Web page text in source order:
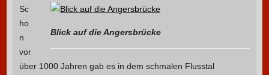
Blick auf die Angersbrücke
Sc
ho
n
vor
über 1000 Jahren gab es in dem schmalen Flusstal